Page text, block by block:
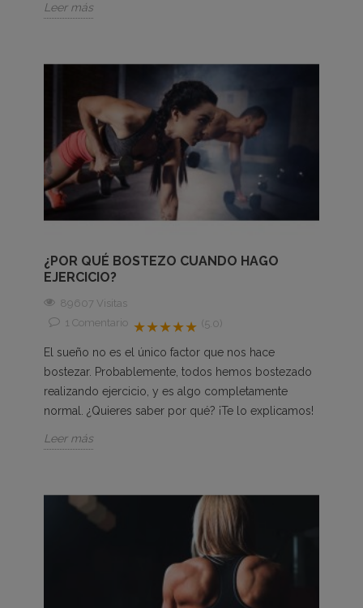
Leer más
¿POR QUÉ BOSTEZO CUANDO HAGO
EJERCICIO?
89607 Visitas
1 Comentario ★★★★★ (5.0)
El sueño no es el único factor que nos hace
bostezar. Probablemente, todos hemos bostezado
realizando ejercicio, y es algo completamente
normal. ¿Quieres saber por qué? ¡Te lo explicamos!
Leer más